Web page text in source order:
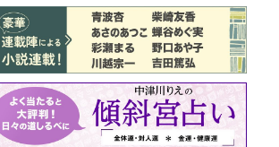
バックナンバー
注目トピ
義実家について、義弟が私へ怒りのLINE